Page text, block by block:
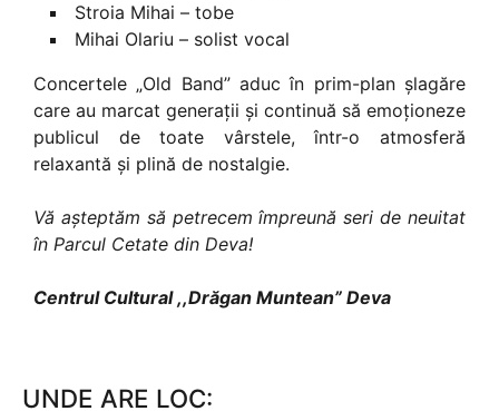
Stroia Mihai – tobe
Mihai Olariu – solist vocal
Concertele „Old Band” aduc în prim-plan șlagăre
care au marcat generații și continuă să emoționeze
publicul de toate vârstele, într-o atmosferă
relaxantă și plină de nostalgie.
Vă așteptăm să petrecem împreună seri de neuitat
în Parcul Cetate din Deva!
Centrul Cultural ,,Drăgan Muntean” Deva
UNDE ARE LOC: